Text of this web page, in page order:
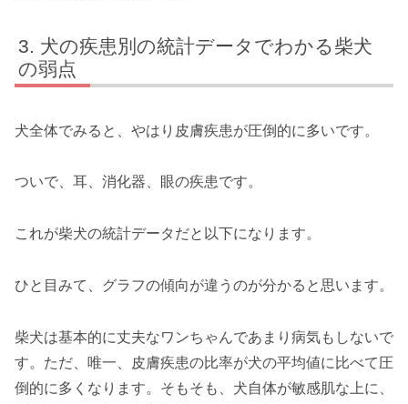
犬の疾患別の統計データでわかる柴犬
の弱点
犬全体でみると、やはり皮膚疾患が圧倒的に多いです。
ついで、耳、消化器、眼の疾患です。
これが柴犬の統計データだと以下になります。
ひと目みて、グラフの傾向が違うのが分かると思います。
柴犬は基本的に丈夫なワンちゃんであまり病気もしないで
す。ただ、唯一、皮膚疾患の比率が犬の平均値に比べて圧
倒的に多くなります。そもそも、犬自体が敏感肌な上に、